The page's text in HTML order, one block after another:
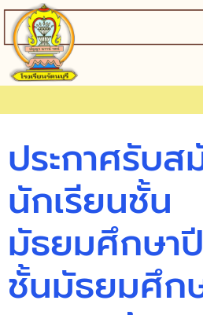
ประกาศรับส
นักเรียนชั้น
มัธยมศึกษา
ชั้นมัธยมศึก